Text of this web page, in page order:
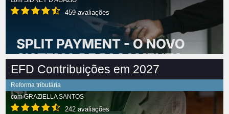
459 avaliações
EFD Contribuições em 2027
Reforma tributária
comGRAZIELLA SANTOS
242 avaliações